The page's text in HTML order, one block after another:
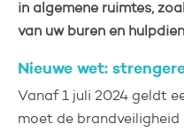
in algemene ruimtes,
van uw buren en
Nieuwe wet:
Vanaf 1 juli 2024 geldt
moet de brandveiligheid